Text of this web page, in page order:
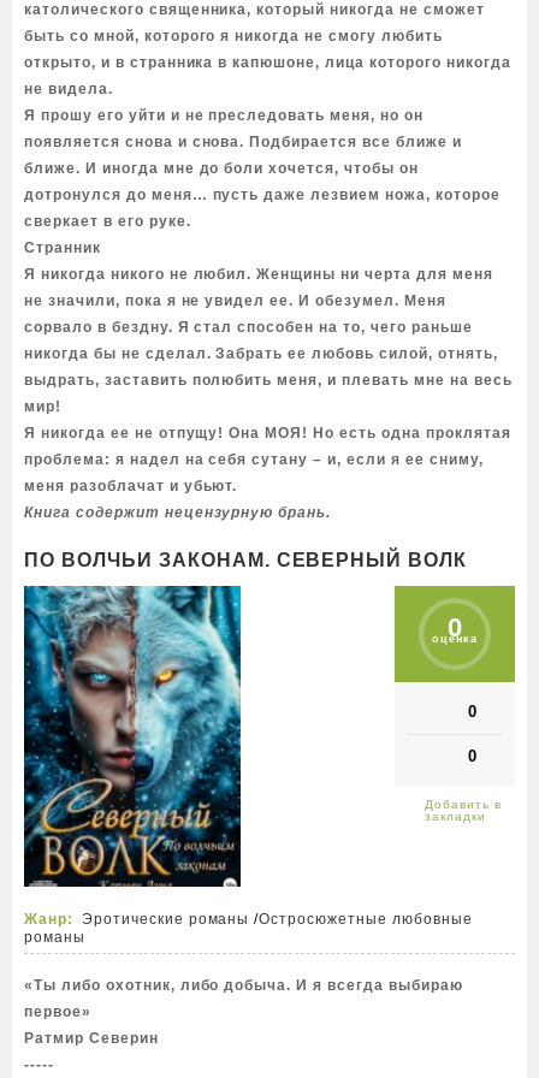
католического священника, который никогда не сможет
быть со мной, которого я никогда не смогу любить
открыто, и в странника в капюшоне, лица которого никогда
не видела.
Я прошу его уйти и не преследовать меня, но он
появляется снова и снова. Подбирается все ближе и
ближе. И иногда мне до боли хочется, чтобы он
дотронулся до меня… пусть даже лезвием ножа, которое
сверкает в его руке.
Странник
Я никогда никого не любил. Женщины ни черта для меня
не значили, пока я не увидел ее. И обезумел. Меня
сорвало в бездну. Я стал способен на то, чего раньше
никогда бы не сделал. Забрать ее любовь силой, отнять,
выдрать, заставить полюбить меня, и плевать мне на весь
мир!
Я никогда ее не отпущу! Она МОЯ! Но есть одна проклятая
проблема: я надел на себя сутану – и, если я ее сниму,
меня разоблачат и убьют.
Книга содержит нецензурную брань.
ПО ВОЛЧЬИ ЗАКОНАМ. СЕВЕРНЫЙ ВОЛК
0
оценка
0
0
Жанр: Эротические романы /Остросюжетные любовные
романы
«Ты либо охотник, либо добыча. И я всегда выбираю
первое»
Ратмир Северин
-----